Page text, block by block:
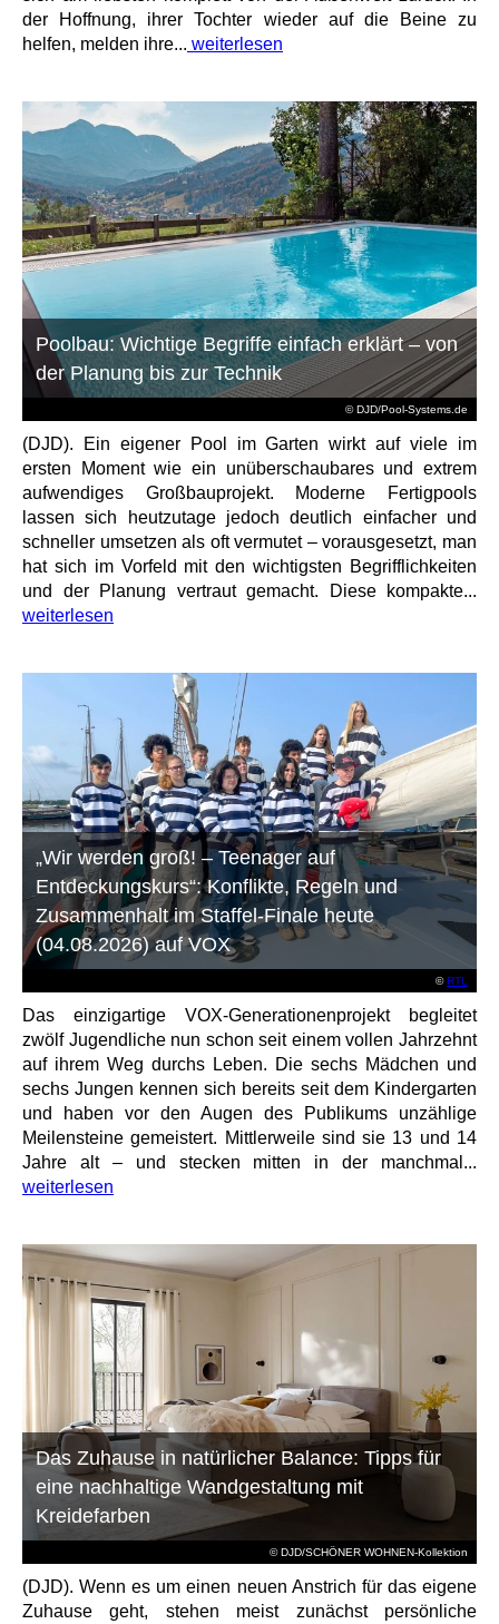
der Hoffnung, ihrer Tochter wieder auf die Beine zu
helfen, melden ihre... weiterlesen
© DJD/Pool-Systems.de
Poolbau: Wichtige Begriffe einfach erklärt – von
der Planung bis zur Technik
(DJD). Ein eigener Pool im Garten wirkt auf viele im
ersten Moment wie ein unüberschaubares und extrem
aufwendiges Großbauprojekt. Moderne Fertigpools
lassen sich heutzutage jedoch deutlich einfacher und
schneller umsetzen als oft vermutet – vorausgesetzt, man
hat sich im Vorfeld mit den wichtigsten Begrifflichkeiten
und der Planung vertraut gemacht. Diese kompakte...
weiterlesen
©RTL
„Wir werden groß! – Teenager auf
Entdeckungskurs“: Konflikte, Regeln und
Zusammenhalt im Staffel-Finale heute
(04.08.2026) auf VOX
Das einzigartige VOX-Generationenprojekt begleitet
zwölf Jugendliche nun schon seit einem vollen Jahrzehnt
auf ihrem Weg durchs Leben. Die sechs Mädchen und
sechs Jungen kennen sich bereits seit dem Kindergarten
und haben vor den Augen des Publikums unzählige
Meilensteine gemeistert. Mittlerweile sind sie 13 und 14
Jahre alt – und stecken mitten in der manchmal...
weiterlesen
© DJD/SCHÖNER WOHNEN-Kollektion
Das Zuhause in natürlicher Balance: Tipps für
eine nachhaltige Wandgestaltung mit
Kreidefarben
(DJD). Wenn es um einen neuen Anstrich für das eigene
Zuhause geht, stehen meist zunächst persönliche